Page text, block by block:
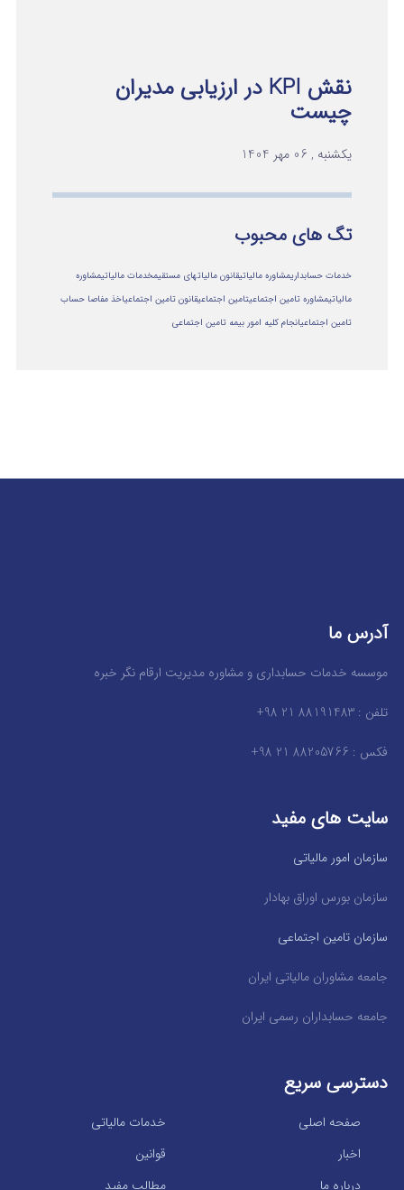
نقش KPI در ارزیابی مدیران
چیست
یکشنبه , 06 مهر 1404
تگ های محبوب
خدمات حسابداریمشاوره مالیاتیقانون مالیاتهای مستقیمخدمات مالیاتیمشاوره
مالياتيمشاوره تامین اجتماعیتامین اجتماعیقانون تامین اجتماعیاخذ مفاصا حساب
تامین اجتماعیانجام کلیه امور بیمه تامین اجتماعی
آدرس ما
موسسه خدمات حسابداری و مشاوره مدیریت ارقام نگر خبره
تلفن : 88191483 21 98+
فکس : 88205766 21 98+
سایت های مفید
سازمان امور مالیاتی
سازمان بورس اوراق بهادار
سازمان تامین اجتماعی
جامعه مشاوران مالیاتی ایران
جامعه حسابداران رسمی ایران
دسترسی سریع
خدمات مالیاتی
صفحه اصلی
قوانین
اخبار
مطالب مفید
درباره ما